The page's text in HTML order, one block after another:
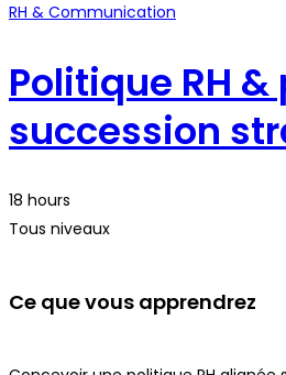
RH & Communication
Politique RH
succession
18 hours
Tous niveaux
Ce que vous apprendrez